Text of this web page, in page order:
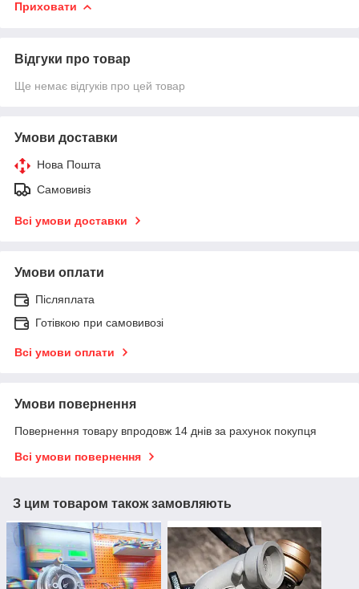
Приховати
Відгуки про товар
Ще немає відгуків про цей товар
Умови доставки
Нова Пошта
Самовивіз
Всі умови доставки
Умови оплати
Післяплата
Готівкою при самовивозі
Всі умови оплати
Умови повернення
Повернення товару впродовж 14 днів за рахунок покупця
Всі умови повернення
З цим товаром також замовляють